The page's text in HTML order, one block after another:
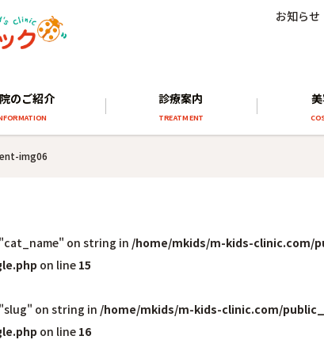
お知らせ
のご紹介 診療案内
TREATMENT
img06
on string in /home/mkids/m-kids-clinic.com/
on line 15
on string in /home/mkids/m-kids-clinic.com/
on line 16